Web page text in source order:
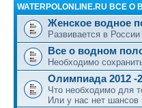
WATERPOLONLINE.RU ВСЕ
Женское водное
Развивается в России
Все о водном
Необходимо
Олимпиада 2012 -
Что необходимо для
Или у нас нет шансов